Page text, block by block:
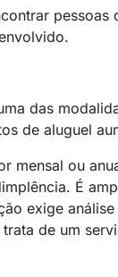
das
de aluguel
mensal ou
É
exige
de um